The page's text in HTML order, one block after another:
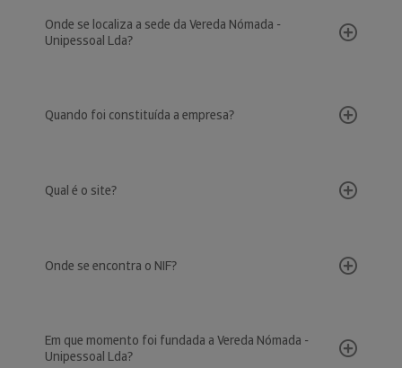
Onde se localiza a sede da Vereda Nómada -
Unipessoal Lda?
Quando foi constituída a empresa?
Qual é o site?
Onde se encontra o NIF?
Em que momento foi fundada a Vereda Nómada -
Unipessoal Lda?